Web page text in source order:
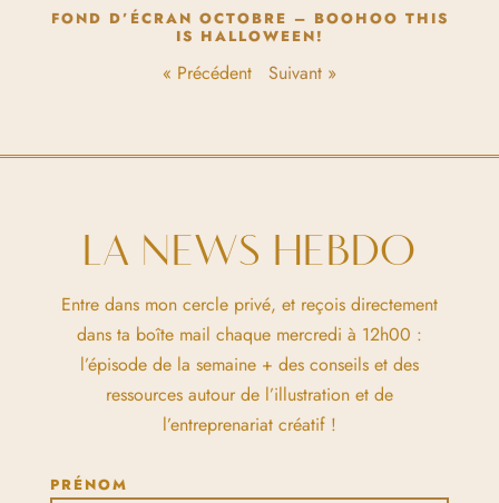
FOND D’ÉCRAN OCTOBRE – BOOHOO THIS
IS HALLOWEEN!
« Précédent Suivant »
LA NEWS HEBDO
Entre dans mon cercle privé, et reçois directement
dans ta boîte mail chaque mercredi à 12h00 :
l’épisode de la semaine + des conseils et des
ressources autour de l’illustration et de
l’entreprenariat créatif !
PRÉNOM